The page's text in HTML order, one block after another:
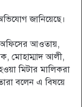
জানিয়েছে।
অফিসের আওতায়,
মোহাম্মাদ আলী,
মিটার মালিকরা
বলেন এ বিষয়ে